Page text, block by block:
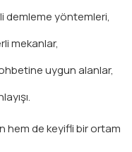
demleme yöntemleri,
mekanlar,
uygun alanlar,
hem de keyifli bir ortam